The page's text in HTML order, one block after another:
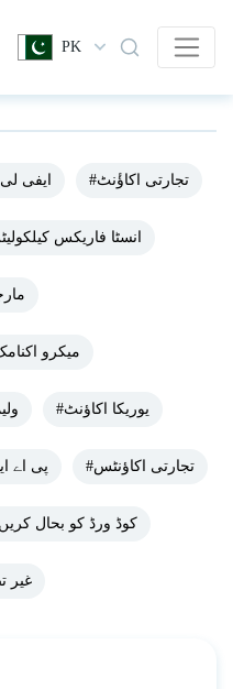
PK
#ایفی #تجارتی اکاؤٔنٹ
#انسٹا فاریکس
#میکرو
#یوریکا اکاؤنٹ
#پی اے #تجارتی اکاؤنٹس
# کوڈ ورڈ کو بحال کریں